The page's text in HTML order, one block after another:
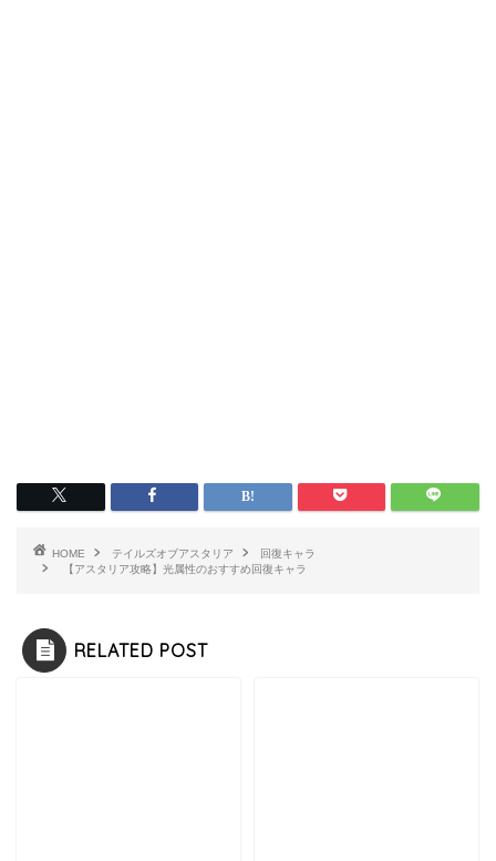
HOME テイルズオブアスタリア
回復キャラ
【アスタリア攻略】光属性のおすすめ回復キャラ
RELATED POST